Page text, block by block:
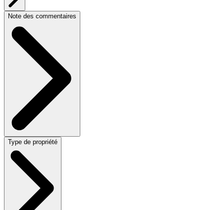
Note des commentaires
Type de propriété